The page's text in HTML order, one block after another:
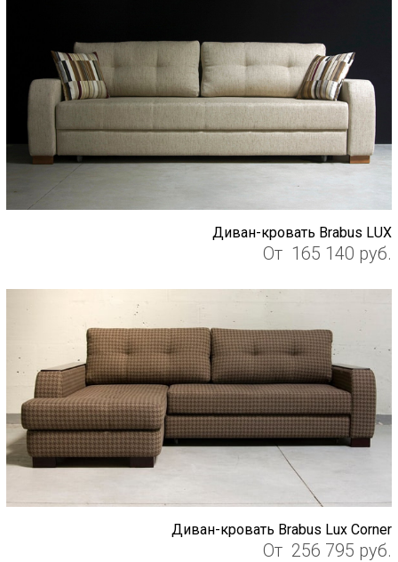
Диван-кровать Brabus LUX
От 165 140 руб.
Диван-кровать Brabus Lux Corner
От 256 795 руб.